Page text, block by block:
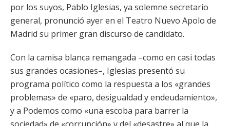
por los suyos, Pablo Iglesias, ya solemne secretario
general, pronunció ayer en el Teatro Nuevo Apolo de
Madrid su primer gran discurso de candidato.
Con la camisa blanca remangada –como en casi todas
sus grandes ocasiones–, Iglesias presentó su
programa político como la respuesta a los «grandes
problemas» de «paro, desigualdad y endeudamiento»,
y a Podemos como «una escoba para barrer la